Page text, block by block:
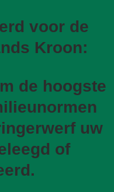
voor de
Kroon:
de hoogste
uw
of